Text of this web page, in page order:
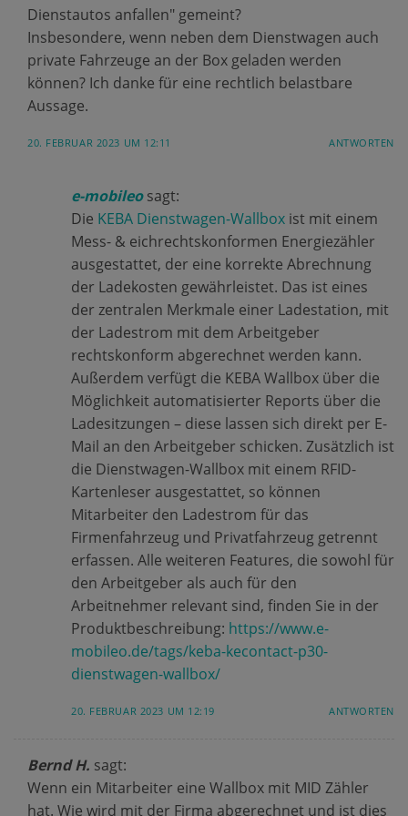
Dienstautos anfallen" gemeint?
Insbesondere, wenn neben dem Dienstwagen auch
private Fahrzeuge an der Box geladen werden
können? Ich danke für eine rechtlich belastbare
Aussage.
20. FEBRUAR 2023 UM 12:11 ANTWORTEN
e-mobileo sagt:
Die KEBA Dienstwagen-Wallbox ist mit einem
Mess- & eichrechtskonformen Energiezähler
ausgestattet, der eine korrekte Abrechnung
der Ladekosten gewährleistet. Das ist eines
der zentralen Merkmale einer Ladestation, mit
der Ladestrom mit dem Arbeitgeber
rechtskonform abgerechnet werden kann.
Außerdem verfügt die KEBA Wallbox über die
Möglichkeit automatisierter Reports über die
Ladesitzungen – diese lassen sich direkt per E-
Mail an den Arbeitgeber schicken. Zusätzlich ist
die Dienstwagen-Wallbox mit einem RFID-
Kartenleser ausgestattet, so können
Mitarbeiter den Ladestrom für das
Firmenfahrzeug und Privatfahrzeug getrennt
erfassen. Alle weiteren Features, die sowohl für
den Arbeitgeber als auch für den
Arbeitnehmer relevant sind, finden Sie in der
Produktbeschreibung: https://www.e-
mobileo.de/tags/keba-kecontact-p30-
dienstwagen-wallbox/
20. FEBRUAR 2023 UM 12:19 ANTWORTEN
Bernd H. sagt:
Wenn ein Mitarbeiter eine Wallbox mit MID Zähler
hat. Wie wird mit der Firma abgerechnet und ist dies